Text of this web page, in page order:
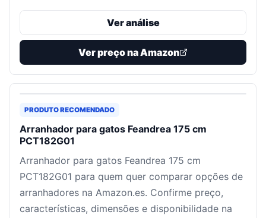
Ver análise
Ver preço na Amazon
PRODUTO RECOMENDADO
Arranhador para gatos Feandrea 175 cm
PCT182G01
Arranhador para gatos Feandrea 175 cm
PCT182G01 para quem quer comparar opções de
arranhadores na Amazon.es. Confirme preço,
características, dimensões e disponibilidade na